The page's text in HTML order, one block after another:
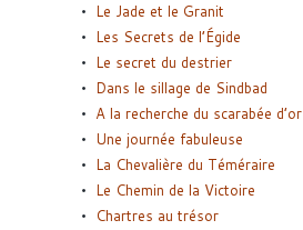
Le Jade et le Granit
Les Secrets de l’Égide
Le secret du destrier
Dans le sillage de Sindbad
A la recherche du scarabée d’or
Une journée fabuleuse
La Chevalière du Téméraire
Le Chemin de la Victoire
Chartres au trésor